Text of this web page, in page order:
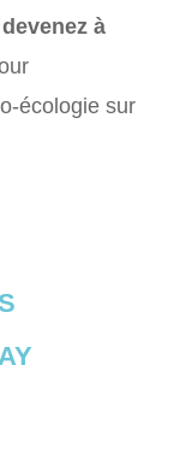
à
écologie sur